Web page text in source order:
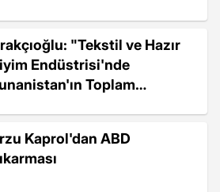
"Tekstil ve Hazır
Endüstrisi'nde
Toplam
Kaprol'dan ABD